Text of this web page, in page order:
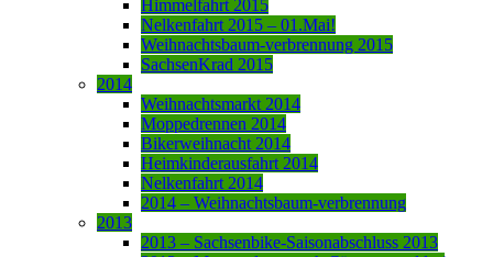
Himmelfahrt 2015
Nelkenfahrt 2015 – 01.Mai!
Weihnachtsbaum-verbrennung 2015
SachsenKrad 2015
2014
Weihnachtsmarkt 2014
Moppedrennen 2014
Bikerweihnacht 2014
Heimkinderausfahrt 2014
Nelkenfahrt 2014
2014 – Weihnachtsbaum-verbrennung
2013
2013 – Sachsenbike-Saisonabschluss 2013